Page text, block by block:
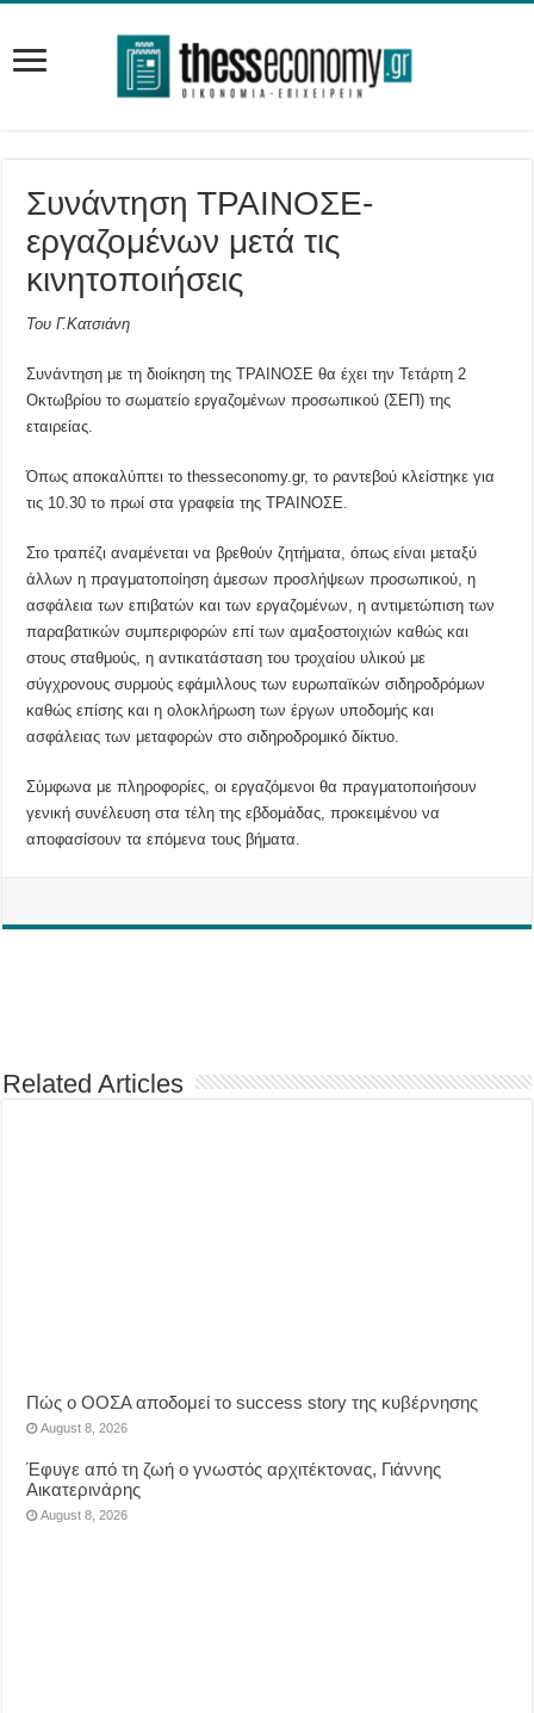
Συνάντηση ΤΡΑΙΝΟΣΕ-
εργαζομένων μετά τις
κινητοποιήσεις
Του Γ.Κατσιάνη
Συνάντηση με τη διοίκηση της ΤΡΑΙΝΟΣΕ θα έχει την Τετάρτη 2
Οκτωβρίου το σωματείο εργαζομένων προσωπικού (ΣΕΠ) της
εταιρείας.
Όπως αποκαλύπτει το thesseconomy.gr, το ραντεβού κλείστηκε για
τις 10.30 το πρωί στα γραφεία της ΤΡΑΙΝΟΣΕ.
Στο τραπέζι αναμένεται να βρεθούν ζητήματα, όπως είναι μεταξύ
άλλων η πραγματοποίηση άμεσων προσλήψεων προσωπικού, η
ασφάλεια των επιβατών και των εργαζομένων, η αντιμετώπιση των
παραβατικών συμπεριφορών επί των αμαξοστοιχιών καθώς και
στους σταθμούς, η αντικατάσταση του τροχαίου υλικού με
σύγχρονους συρμούς εφάμιλλους των ευρωπαϊκών σιδηροδρόμων
καθώς επίσης και η ολοκλήρωση των έργων υποδομής και
ασφάλειας των μεταφορών στο σιδηροδρομικό δίκτυο.
Σύμφωνα με πληροφορίες, οι εργαζόμενοι θα πραγματοποιήσουν
γενική συνέλευση στα τέλη της εβδομάδας, προκειμένου να
αποφασίσουν τα επόμενα τους βήματα.
Related Articles
Πώς ο ΟΟΣΑ αποδομεί το success story της κυβέρνησης
August 8, 2026
Έφυγε από τη ζωή ο γνωστός αρχιτέκτονας, Γιάννης
Αικατερινάρης
August 8, 2026